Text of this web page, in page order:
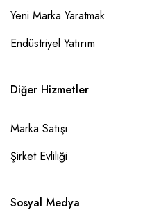
Yeni Marka Yaratmak
Endüstriyel Yatırım
Diğer Hizmetler
Marka Satışı
Şirket Evliliği
Sosyal Medya